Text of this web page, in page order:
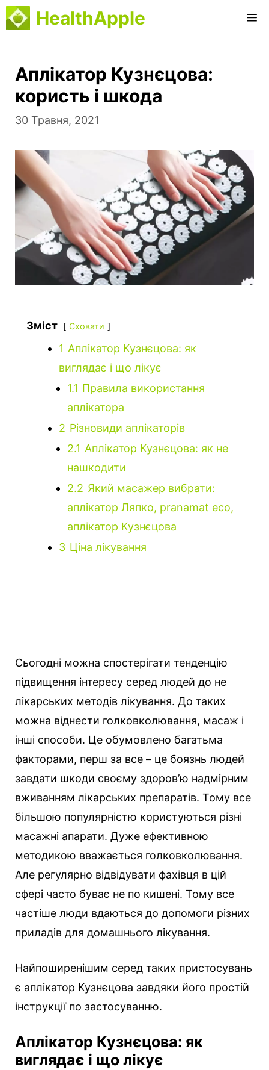
Перейти
до
HealthApple
Аплікатор Кузнєцова:
користь і шкода
30 Травня, 2021
Зміст Сховати
1 Аплікатор Кузнєцова: як
виглядає і що лікує
1.1 Правила використання
аплікатора
2 Різновиди аплікаторів
2.1 Аплікатор Кузнєцова: як не
нашкодити
2.2 Який масажер вибрати:
аплікатор Ляпко, pranamat eco,
аплікатор Кузнєцова
3 Ціна лікування
Сьогодні можна спостерігати тенденцію
підвищення інтересу серед людей до не
лікарських методів лікування. До таких
можна віднести голковколювання, масаж і
інші способи. Це обумовлено багатьма
факторами, перш за все – це боязнь людей
завдати шкоди своєму здоров’ю надмірним
вживанням лікарських препаратів. Тому все
більшою популярністю користуються різні
масажні апарати. Дуже ефективною
методикою вважається голковколювання.
Але регулярно відвідувати фахівця в цій
сфері часто буває не по кишені. Тому все
частіше люди вдаються до допомоги різних
приладів для домашнього лікування.
Найпоширенішим серед таких пристосувань
є аплікатор Кузнєцова завдяки його простій
інструкції по застосуванню.
Аплікатор Кузнєцова: як
виглядає і що лікує